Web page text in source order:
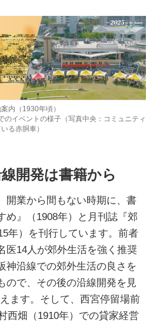
内（1930年頃）
のイベントの様子（写真中央：コミュニティ
る赤胴車）
開発は書籍から
開業から間もない時期に、書
め』（1908年）と月刊誌『郊
年）を刊行しています。前者
医14人が郊外生活を強く推奨
神沿線での郊外生活の良さを
ので、その後の沿線開発を見
ます。そして、西宮停留場前
西畑（1910年）での貸家経営